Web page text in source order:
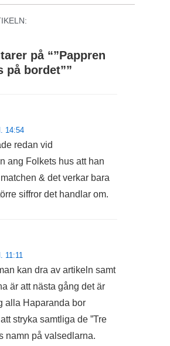
på “”Pappren
på bordet””
14:54
redan vid
ang Folkets hus att han
& det verkar bara
siffror det handlar om.
11:11
kan dra av artikeln samt
är att nästa gång det är
alla Haparanda bor
stryka samtliga de ”Tre
namn på valsedlarna.